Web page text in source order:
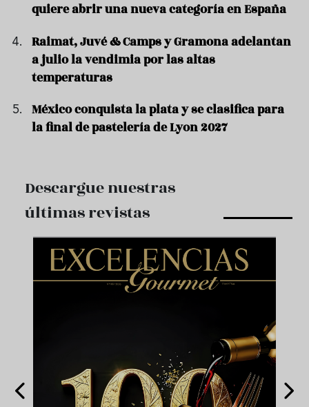
quiere abrir una nueva categoría en España
Raimat, Juvé & Camps y Gramona adelantan
a julio la vendimia por las altas
temperaturas
México conquista la plata y se clasifica para
la final de pastelería de Lyon 2027
Descargue nuestras
últimas revistas